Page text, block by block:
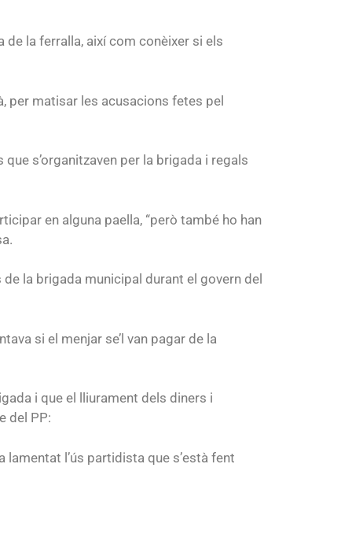
el
arriba/abajo
de la ferralla, així com conèixer si els
per matisar les acusacions fetes pel
s’organitzaven per la brigada i regals
en alguna paella, “però també ho han
la brigada municipal durant el govern del
si el menjar se’l van pagar de la
i que el lliurament dels diners i
del PP:
lamentat l’ús partidista que s’està fent